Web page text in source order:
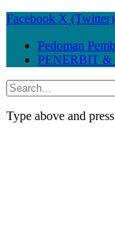
Facebook X (Twitter)
Pedoman
PENERBIT
Type above and press